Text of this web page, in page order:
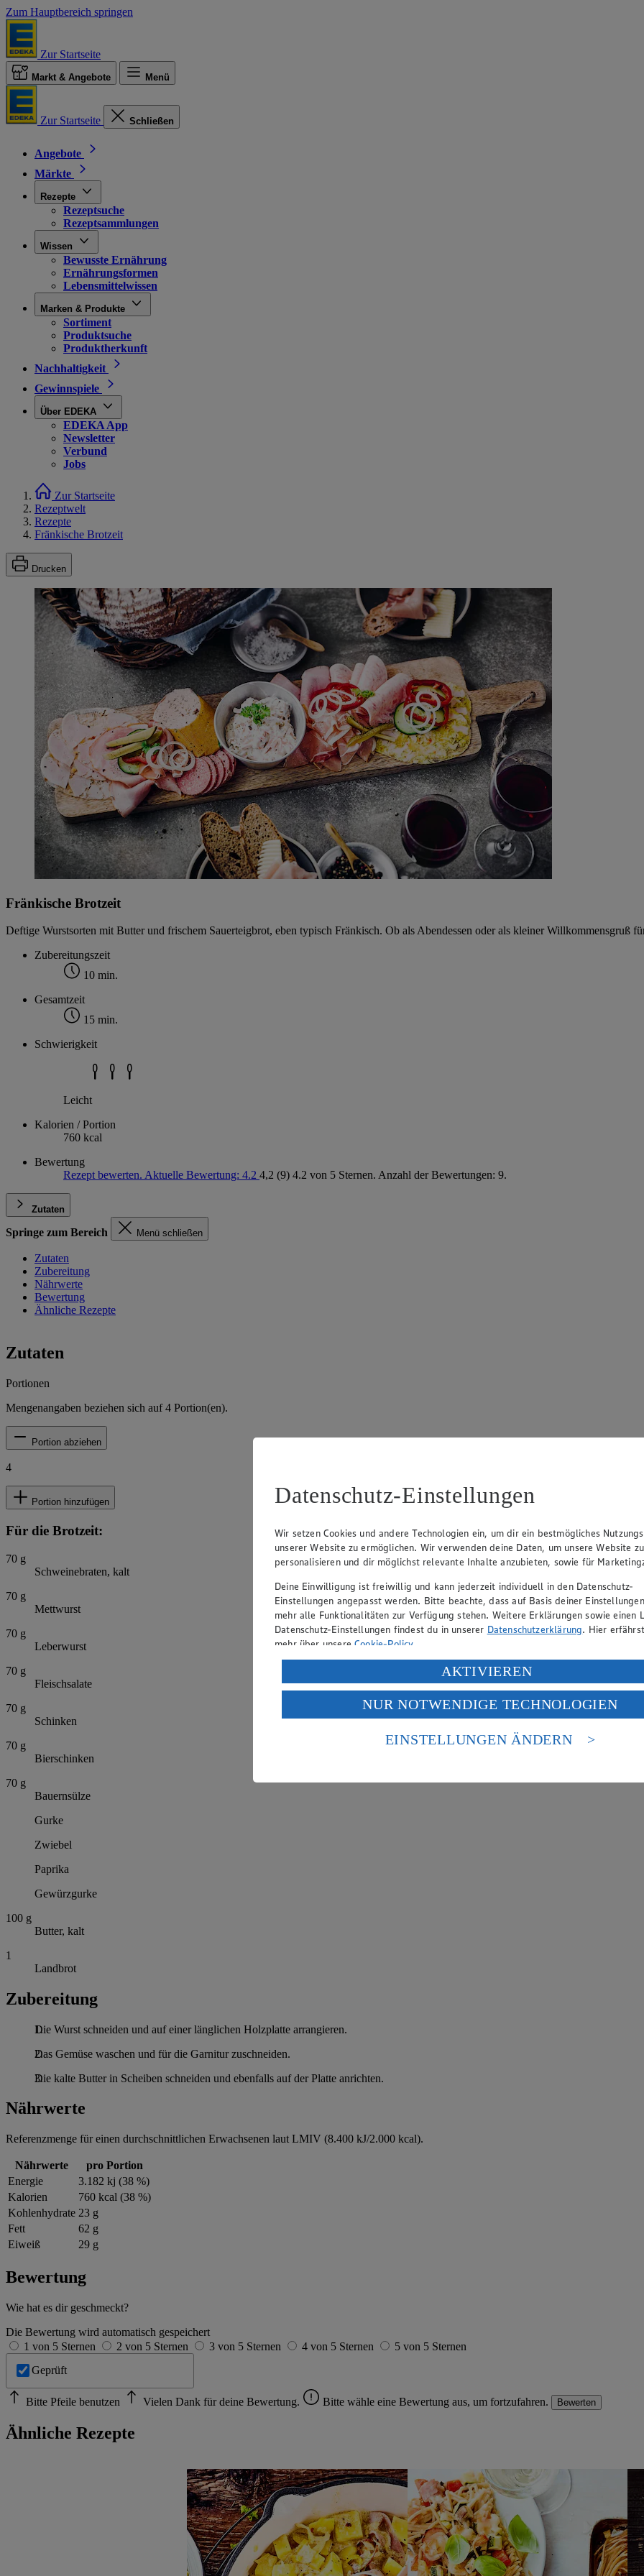
Zum Hauptbereich springen
Zur Startseite
Markt & Angebote Menü
Zur Startseite Schließen
Angebote
Märkte
Rezepte
Rezeptsuche
Rezeptsammlungen
Wissen
Bewusste Ernährung
Ernährungsformen
Lebensmittelwissen
Marken & Produkte
Sortiment
Produktsuche
Produktherkunft
Nachhaltigkeit
Gewinnspiele
Über EDEKA
EDEKA App
Newsletter
Verbund
Jobs
Zur Startseite
Rezeptwelt
Rezepte
Fränkische Brotzeit
Drucken
Fränkische Brotzeit
Deftige Wurstsorten mit Butter und frischem Sauerteigbrot, eben typisch Fränkisch. Ob als Abendessen oder als kleiner Willkommensgruß
Zubereitungszeit
10 min.
Gesamtzeit
15 min.
Schwierigkeit
Leicht
Kalorien / Portion
760 kcal
Bewertung
Rezept bewerten. Aktuelle Bewertung: 4.2 4,2 (9) 4.2 von 5 Sternen. Anzahl der Bewertungen: 9.
Zutaten
Springe zum Bereich Menü schließen
Zutaten
Zubereitung
Nährwerte
Bewertung
Ähnliche Rezepte
Zutaten
Portionen
Mengenangaben beziehen sich auf4 Portion(en).
Portion abziehen
4
Portion hinzufügen
Für die Brotzeit:
70 g
Schweinebraten, kalt
70 g
Mettwurst
70 g
Leberwurst
70 g
Fleischsalate
70 g
Schinken
70 g
Bierschinken
70 g
Bauernsülze
Gurke
Zwiebel
Paprika
Gewürzgurke
100 g
Butter, kalt
1
Landbrot
Zubereitung
Die Wurst schneiden und auf einer länglichen Holzplatte arrangieren.
Das Gemüse waschen und für die Garnitur zuschneiden.
Die kalte Butter in Scheiben schneiden und ebenfalls auf der Platte anrichten.
Nährwerte
Referenzmenge für einen durchschnittlichen Erwachsenen laut LMIV (8.400 kJ/2.000 kcal).
Nährwerte
pro Portion
Energie
3.182 kj (38 %)
Kalorien
760 kcal (38 %)
Kohlenhydrate 23 g
Fett
62 g
Eiweiß
29 g
Bewertung
Wie hat es dir geschmeckt?
Die Bewertung wird automatisch gespeichert
1 von 5 Sternen
2 von 5 Sternen 3 von 5 Sternen 4 von 5 Sternen
5 von 5 Sternen
Geprüft
Bitte Pfeile benutzen Vielen Dank für deine Bewertung. Bitte wähle eine Bewertung aus, um fortzufahren. Bewerten
Ähnliche Rezepte
Datenschutz-Einstellungen
Wir setzen Cookies und andere Technologien ein, um dir ein bestmögliches
unserer Website zu ermöglichen. Wir verwenden deine Daten, um unsere Website zu
personalisieren und dir möglichst relevante Inhalte anzubieten, sowie für
Deine Einwilligung ist freiwillig und kann jederzeit individuell in den Datenschutz-
Einstellungen angepasst werden. Bitte beachte, dass auf Basis deiner
mehr alle Funktionalitäten zur Verfügung stehen. Weitere Erklärungen sowie einen
Datenschutz-Einstellungen findest du in unserer Datenschutzerklärung. Hier
mehr über unsereCookie-Policy.
Verarbeitung deiner personenbezogenen Daten in den USA durch Facebook und
Wenn du auf „Aktivieren“ klickst, willigst du im Sinne des Art. 49 Abs. 1 Satz 1 lit.
ein, dass deine Daten in den USA verarbeitet werden. Der EuGH sieht die USA als
einem nach europäischen Standards nicht angemessenen Datenschutzniveau an. Es
Risiko eines Zugriffs durch US-amerikanische Behörden.
AKTIVIEREN
NUR NOTWENDIGE TECHNOLOGIEN
EINSTELLUNGEN ÄNDERN